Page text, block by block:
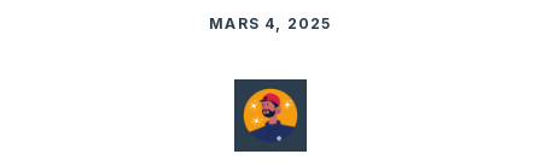
MARS 4, 2025